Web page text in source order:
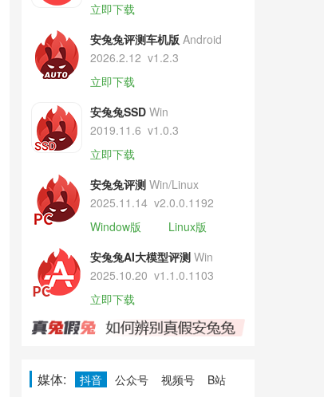
立即下载
安兔兔评测车机版 Android
2026.2.12 v1.2.3
立即下载
安兔兔SSD Win
2019.11.6 v1.0.3
立即下载
安兔兔评测 Win/Linux
2025.11.14 v2.0.0.1192
Window版
Linux版
安兔兔AI大模型评测 Win
2025.10.20 v1.1.0.1103
立即下载
媒体: 抖音 公众号 视频号 B站